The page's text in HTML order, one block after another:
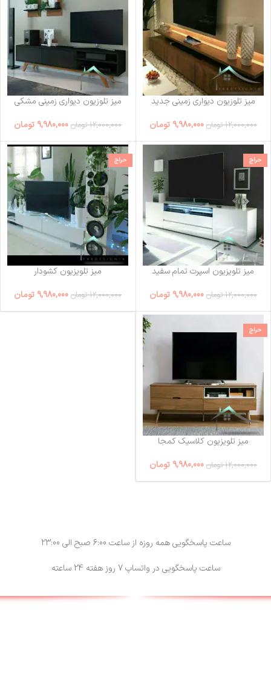
میز تلوزیون دیواری زمینی جدید
12,000,000 تومان 9,980,000 تومان
میز تلوزیون دیواری زمینی مشکی
12,000,000 تومان 9,980,000 تومان
حراج
میز تلویزیون اسپرت تمام سفید
12,000,000 تومان 9,980,000 تومان
حراج
میز تلویزیون کشودار
12,000,000 تومان 9,980,000 تومان
حراج
میز تلویزیون کلاسیک کمجا
12,000,000 تومان 9,980,000 تومان
ساعت پاسخگویی همه روزه از ساعت 6:00 صبح الی 23:00
ساعت پاسخگویی در واتساپ 7 روز هفته 24 ساعته